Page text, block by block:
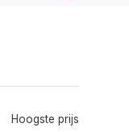
Hoogste prijs